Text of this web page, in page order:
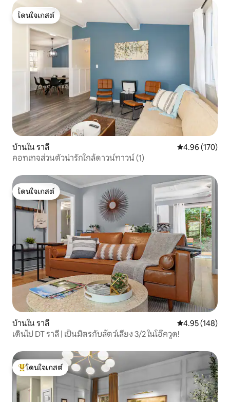
โดนใจเกสต์
โดนใจเกสต์
บ้านใน ราลี คะแนนเฉลี่ย
4.96 (170)
คอทเทจส่วนตัวน่ารักใกล้ดาวน์ทาวน์ (1)
โดนใจเกสต์
โดนใจเกสต์
บ้านใน ราลี คะแนนเฉลี่ย
4.95 (148)
เดินไป DT ราลี | เป็นมิตรกับสัตว์เลี้ยง 3/2 ในโอ๊ควูด!
โดนใจเกสต์ที่สุด
โดนใจเกสต์